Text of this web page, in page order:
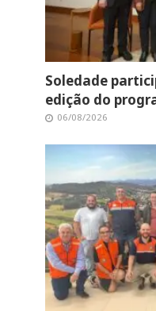
Soledade
edição do
06/08/2026